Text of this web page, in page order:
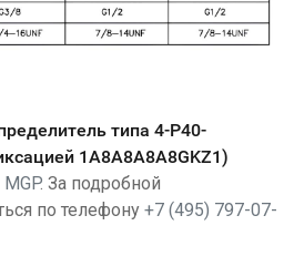
типа 4-Р40-
1A8A8A8A8GKZ1)
MGP. За подробной
по телефону +7 (495) 797-07-